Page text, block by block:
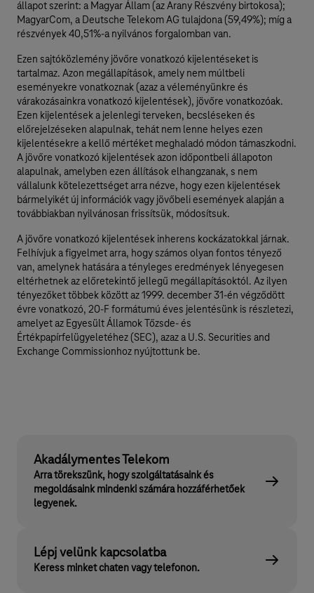
állapot szerint: a Magyar Állam (az Arany Részvény birtokosa);
MagyarCom, a Deutsche Telekom AG tulajdona (59,49%); míg a
részvények 40,51%-a nyilvános forgalomban van.
Ezen sajtóközlemény jövőre vonatkozó kijelentéseket is
tartalmaz. Azon megállapítások, amely nem múltbeli
eseményekre vonatkoznak (azaz a véleményünkre és
várakozásainkra vonatkozó kijelentések), jövőre vonatkozóak.
Ezen kijelentések a jelenlegi terveken, becsléseken és
előrejelzéseken alapulnak, tehát nem lenne helyes ezen
kijelentésekre a kellő mértéket meghaladó módon támaszkodni.
A jövőre vonatkozó kijelentések azon időpontbeli állapoton
alapulnak, amelyben ezen állítások elhangzanak, s nem
vállalunk kötelezettséget arra nézve, hogy ezen kijelentések
bármelyikét új információk vagy jövőbeli események alapján a
továbbiakban nyilvánosan frissítsük, módosítsuk.
A jövőre vonatkozó kijelentések inherens kockázatokkal járnak.
Felhívjuk a figyelmet arra, hogy számos olyan fontos tényező
van, amelynek hatására a tényleges eredmények lényegesen
eltérhetnek az előretekintő jellegű megállapításoktól. Az ilyen
tényezőket többek között az 1999. december 31-én végződött
évre vonatkozó, 20-F formátumú éves jelentésünk is részletezi,
amelyet az Egyesült Államok Tőzsde- és
Értékpapírfelügyeletéhez (SEC), azaz a U.S. Securities and
Exchange Commissionhoz nyújtottunk be.
Akadálymentes Telekom
Arra törekszünk, hogy szolgáltatásaink és
megoldásaink mindenki számára hozzáférhetőek
legyenek.
Lépj velünk kapcsolatba
Keress minket chaten vagy telefonon.